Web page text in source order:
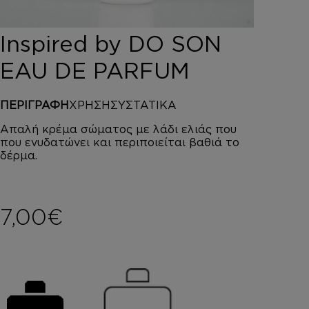
HOROMIA
SPECIAL OFFERS
ΚΑΛΑΘΙ
Inspired by DO SON
EAU DE PARFUM
ΠΕΡΙΓΡΑΦΗ ΧΡΗΣΗ ΣΥΣΤΑΤΙΚΑ
Απαλή κρέμα σώματος με λάδι ελιάς που
που ενυδατώνει και περιποιείται βαθιά το
δέρμα.
7,00€